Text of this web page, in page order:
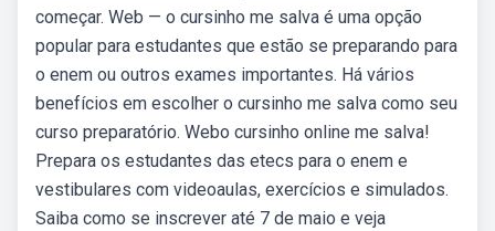
começar. Web — o cursinho me salva é uma opção
popular para estudantes que estão se preparando para
o enem ou outros exames importantes. Há vários
benefícios em escolher o cursinho me salva como seu
curso preparatório. Webo cursinho online me salva!
Prepara os estudantes das etecs para o enem e
vestibulares com videoaulas, exercícios e simulados.
Saiba como se inscrever até 7 de maio e veja